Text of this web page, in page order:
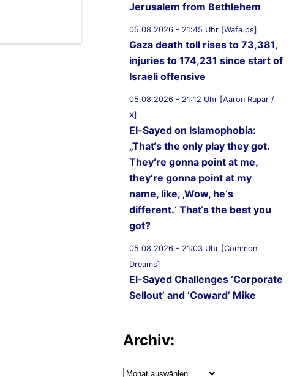
Jerusalem from Bethlehem
05.08.2026 - 21:45 Uhr [Wafa.ps]
Gaza death toll rises to 73,381,
injuries to 174,231 since start of
Israeli offensive
05.08.2026 - 21:12 Uhr [Aaron Rupar /
X]
El-Sayed on Islamophobia:
„That‘s the only play they got.
They‘re gonna point at me,
they‘re gonna point at my
name, like, ‚Wow, he‘s
different.‘ That‘s the best you
got?
05.08.2026 - 21:03 Uhr [Common
Dreams]
El-Sayed Challenges ‘Corporate
Sellout’ and ‘Coward’ Mike
05.08.2026 - 20:36 Uhr
Dr. Abdul El-Sayed Wins
Archiv:
Archiv: